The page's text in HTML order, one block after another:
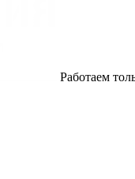
Работаем